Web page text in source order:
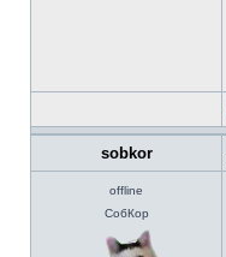
sobkor
offline
СобКор